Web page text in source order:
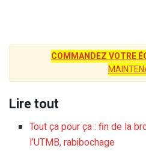
COMMANDEZ VOTRE
Lire tout
Tout ça pour ça : fin de la
l’UTMB, rabibochage